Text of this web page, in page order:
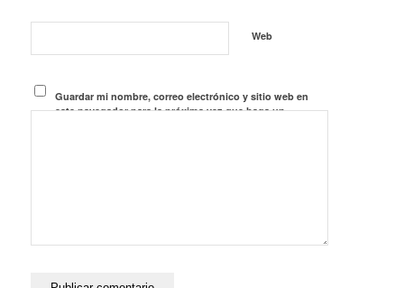
Web
Guardar mi nombre, correo electrónico y sitio web en
este navegador para la próxima vez que haga un